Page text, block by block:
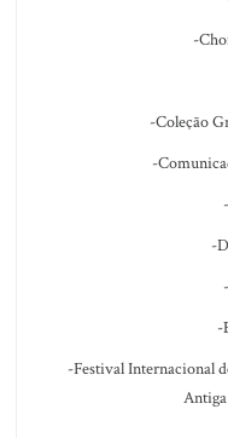
-
-Coleção
-
-
-
-Festival Internacional